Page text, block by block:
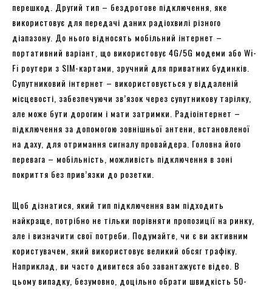
перешкод. Другий тип – бездротове підключення, яке
використовує для передачі даних радіохвилі різного
діапазону. До нього відносять мобільний інтернет –
портативний варіант, що використовує 4G/5G модеми або Wi-
Fi роутери з SIM-картами, зручний для приватних будинків.
Супутниковий інтернет – використовується у віддаленій
місцевості, забезпечуючи зв’язок через супутникову тарілку,
але може бути дорогим і мати затримки. Радіоінтернет –
підключення за допомогою зовнішньої антени, встановленої
на даху, для отримання сигналу провайдера. Головна його
перевага – мобільність, можливість підключення в зоні
покриття без прив’язки до розетки.
Щоб дізнатися, який тип підключення вам підходить
найкраще, потрібно не тільки порівняти пропозиції на ринку,
але і визначити свої потреби. Подумайте, чи є ви активним
користувачем, який використовує великий обсяг трафіку.
Наприклад, ви часто дивитеся або завантажуєте відео. В
цьому випадку, безумовно, доцільно обрати швидкість 50-